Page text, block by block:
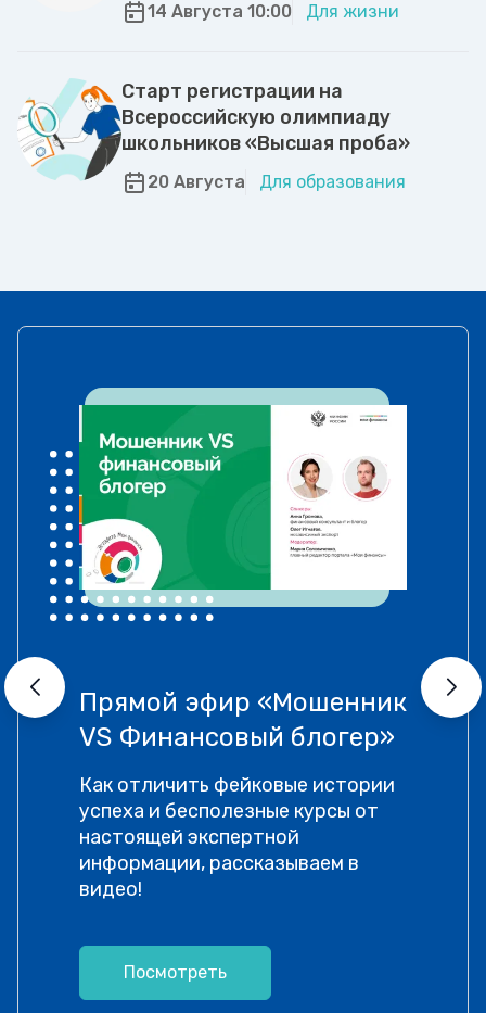
14 Августа 10:00 Для жизни
Старт регистрации на
Всероссийскую олимпиаду
школьников «Высшая проба»
20 Августа Для образования
Прямой эфир «Мошенник
VS Финансовый блогер»
Как отличить фейковые истории
успеха и бесполезные курсы от
настоящей экспертной
информации, рассказываем в
видео!
Посмотреть